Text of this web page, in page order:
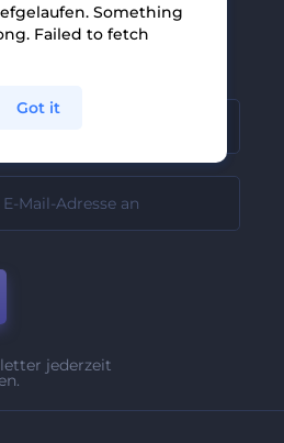
Ersten, die unsere
und Angebote
jederzeit
Something
Failed to fetch
Got it